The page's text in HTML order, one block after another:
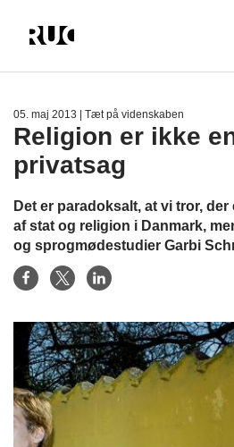
05. maj 2013 | Tæt på videnskaben
Religion er ikke
privatsag
Det er paradoksalt, at vi tror,
af stat og religion i Danmark,
og sprogmødestudier Garbi